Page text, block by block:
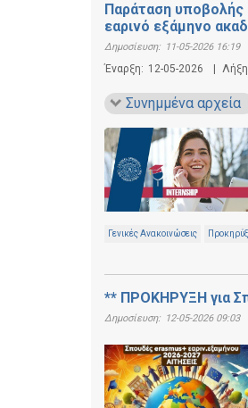
Παράταση
εαρινό εξάμηνο
Δημοσίευση: 11-05-2026 16:19
Έναρξη: 12-05-2026
Συνημμένα αρχεία
Γενικές Ανακοινώσεις
** ΠΡΟΚΗΡΥΞΗ για
Δημοσίευση: 12-05-2026 09:03